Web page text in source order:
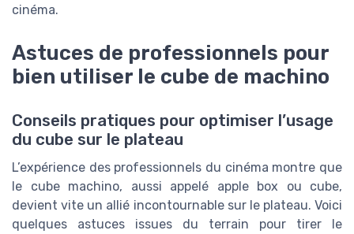
cinéma.
Astuces de professionnels pour
bien utiliser le cube de machino
Conseils pratiques pour optimiser l’usage
du cube sur le plateau
L’expérience des professionnels du cinéma montre que
le cube machino, aussi appelé apple box ou cube,
devient vite un allié incontournable sur le plateau. Voici
quelques astuces issues du terrain pour tirer le